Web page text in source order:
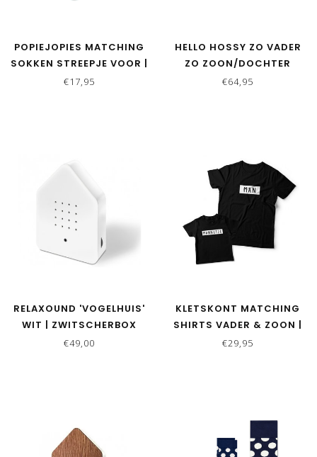
POPIEJOPIES MATCHING
SOKKEN STREEPJE VOOR |
ROOD-WIT-BLAUW
€17,95
HELLO HOSSY ZO VADER
ZO ZOON/DOCHTER
MATCHING CAPS - MINI
€64,95
RELAXOUND 'VOGELHUIS'
WIT | ZWITSCHERBOX
€49,00
KLETSKONT MATCHING
SHIRTS VADER & ZOON |
MAN - MANNETJE
€29,95